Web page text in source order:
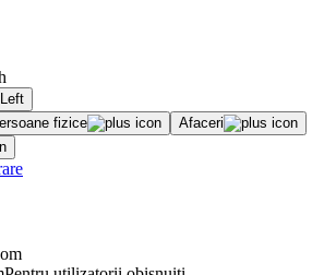
fizice
Afaceri